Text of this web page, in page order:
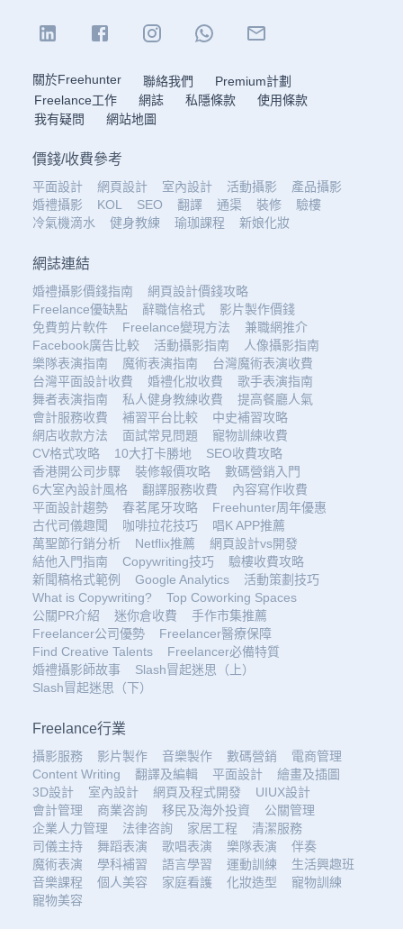
關於Freehunter 聯絡我們
Premium計劃
Freelance工作
網誌 私隱條款
使用條款
我有疑問
網站地圖
價錢/收費參考
平面設計 網頁設計 室內設計 活動攝影
產品攝影
婚禮攝影
KOL SEO 翻譯 通渠 裝修
驗樓
冷氣機滴水
健身教練 瑜珈課程 新娘化妝
網誌連結
婚禮攝影價錢指南
網頁設計價錢攻略
Freelance優缺點
辭職信格式
影片製作價錢
免費剪片軟件
Freelance變現方法
兼職網推介
Facebook廣告比較
活動攝影指南
人像攝影指南
樂隊表演指南
魔術表演指南
台灣魔術表演收費
台灣平面設計收費
婚禮化妝收費
歌手表演指南
舞者表演指南
私人健身教練收費
提高餐廳人氣
會計服務收費
補習平台比較
中史補習攻略
網店收款方法
面試常見問題
寵物訓練收費
CV格式攻略
10大打卡勝地
SEO收費攻略
香港開公司步驟
裝修報價攻略
數碼營銷入門
6大室內設計風格
翻譯服務收費
內容寫作收費
平面設計趨勢
春茗尾牙攻略
Freehunter周年優惠
古代司儀趣聞
咖啡拉花技巧
唱K APP推薦
萬聖節行銷分析
Netflix推薦
網頁設計vs開發
結他入門指南
Copywriting技巧
驗樓收費攻略
新聞稿格式範例
Google Analytics
活動策劃技巧
What is Copywriting?
Top Coworking Spaces
公關PR介紹
迷你倉收費
手作市集推薦
Freelancer公司優勢
Freelancer醫療保障
Find Creative Talents
Freelancer必備特質
婚禮攝影師故事
Slash冒起迷思（上）
Slash冒起迷思（下）
Freelance行業
攝影服務 影片製作 音樂製作 數碼營銷
電商管理
Content Writing
翻譯及編輯 平面設計
繪畫及插圖
3D設計
室內設計 網頁及程式開發
UIUX設計
會計管理
商業咨詢 移民及海外投資
公關管理
企業人力管理
法律咨詢 家居工程
清潔服務
司儀主持
舞蹈表演 歌唱表演 樂隊表演
伴奏
魔術表演
學科補習 語言學習 運動訓練
生活興趣班
音樂課程
個人美容 家庭看護 化妝造型
寵物訓練
寵物美容